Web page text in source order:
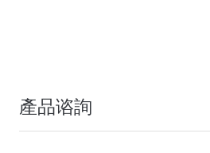
產品谘詢